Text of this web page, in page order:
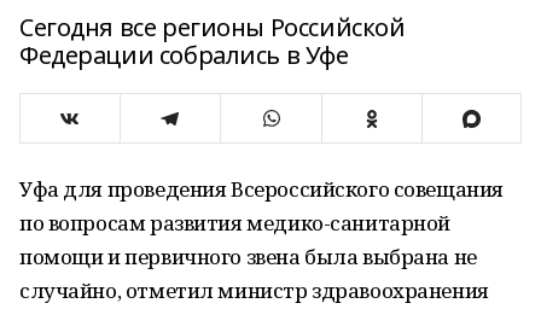
Сегодня все регионы Российской
Федерации собрались в Уфе
Уфа для проведения Всероссийского совещания
по вопросам развития медико-санитарной
помощи и первичного звена была выбрана не
случайно, отметил министр здравоохранения